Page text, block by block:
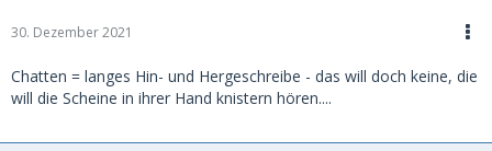
30. Dezember 2021
Chatten = langes Hin- und Hergeschreibe - das will doch keine, die
will die Scheine in ihrer Hand knistern hören....